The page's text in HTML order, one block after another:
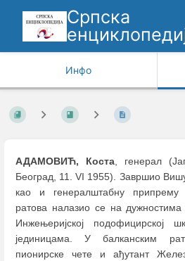
Српска
Инфо
АДАМОВИЋ, Коста, генерал
Београд, 11. VI 1955). Завршио
као и генералштабну
ратова налазио се на дужностима
Инжењеријској подофицирској
јединицама. У балканским
пионирске чете и ађутант